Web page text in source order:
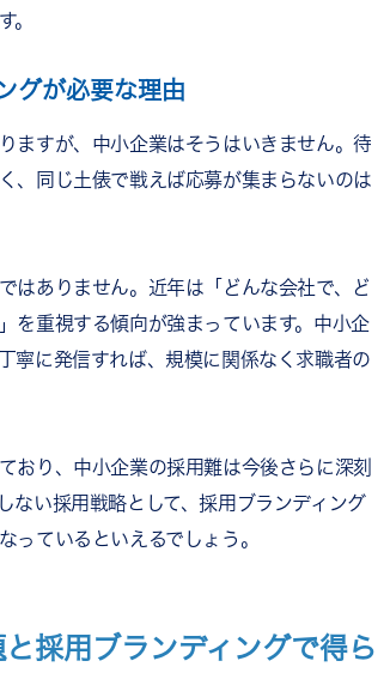
。
グが必要な理由
ますが、中小企業はそうはいきません。待
、同じ土俵で戦えば応募が集まらないのは
はありません。近年は「どんな会社で、ど
を重視する傾向が強まっています。中小企
寧に発信すれば、規模に関係なく求職者の
おり、中小企業の採用難は今後さらに深刻
ない採用戦略として、採用ブランディング
っているといえるでしょう。
採用ブランディングで得ら